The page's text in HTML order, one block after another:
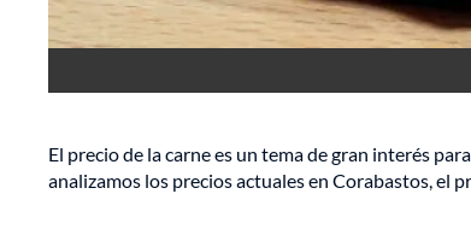
El precio de la carne es un tema de gran interés
analizamos los precios actuales en Corabastos, el